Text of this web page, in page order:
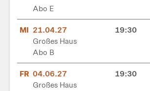
Abo E
MI 21.04.27
19:30
Großes Haus
Abo B
FR 04.06.27
19:30
Großes Haus